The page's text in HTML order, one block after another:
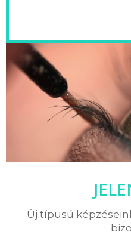
Új típusú